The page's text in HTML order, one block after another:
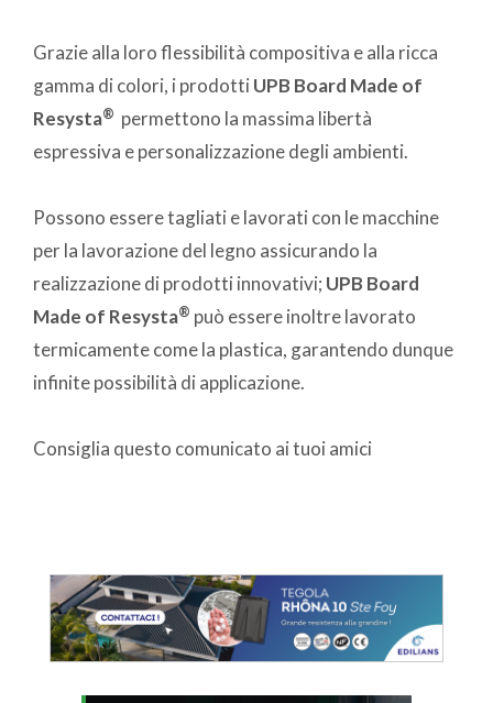
Grazie alla loro flessibilità compositiva e alla ricca
gamma di colori, i prodotti UPB Board Made of
Resysta® permettono la massima libertà
espressiva e personalizzazione degli ambienti.
Possono essere tagliati e lavorati con le macchine
per la lavorazione del legno assicurando la
realizzazione di prodotti innovativi; UPB Board
Made of Resysta® può essere inoltre lavorato
termicamente come la plastica, garantendo dunque
infinite possibilità di applicazione.
Consiglia questo comunicato ai tuoi amici